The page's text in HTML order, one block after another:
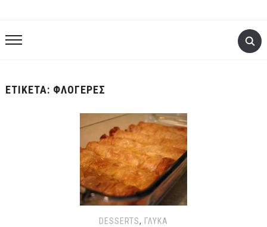
ΕΤΙΚΈΤΑ: ΦΛΟΓΈΡΕΣ
DESSERTS, ΓΛΥΚΆ